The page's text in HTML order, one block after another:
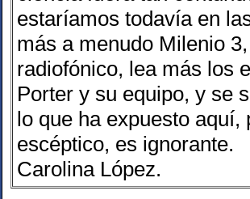
estaríamos todavía en
más a menudo Milenio
radiofónico, lea más los
Porter y su equipo, y se
lo que ha expuesto aquí,
escéptico, es ignorante.
Carolina López.